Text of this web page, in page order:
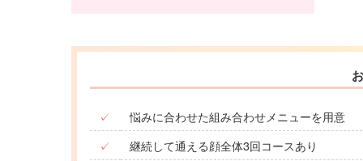
✓
悩みに合わせた組み合わせメニューを用意
✓
継続して通える顔全体3回コースあり